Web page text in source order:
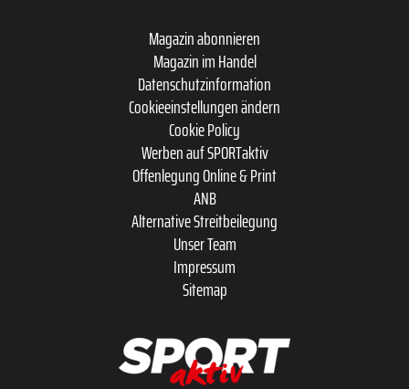
Magazin abonnieren
Magazin im Handel
Datenschutzinformation
Cookieeinstellungen ändern
Cookie Policy
Werben auf SPORTaktiv
Offenlegung Online & Print
ANB
Alternative Streitbeilegung
Unser Team
Impressum
Sitemap